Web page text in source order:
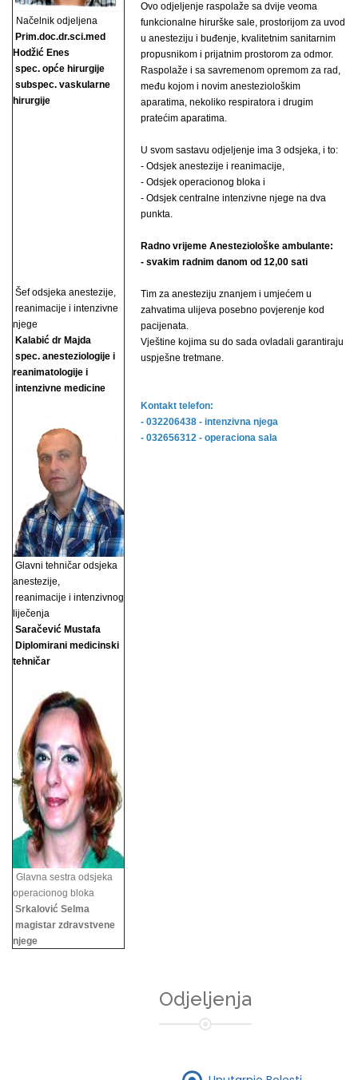
Načelnik odjeljena
Prim.doc.dr.sci.med
Hodžić Enes
spec. opće hirurgije
subspec. vaskularne
hirurgije
Šef odsjeka anestezije,
reanimacije i intenzivne
njege
Kalabić dr Majda
spec. anesteziologije i
reanimatologije i
intenzivne medicine
Glavni tehničar odsjeka
anestezije,
reanimacije i intenzivnog
liječenja
Saračević Mustafa
Diplomirani medicinski
tehničar
Glavna sestra odsjeka
operacionog bloka
Srkalović Selma
magistar zdravstvene
njege
Ovo odjeljenje raspolaže sa dvije veoma
funkcionalne hirurške sale, prostorijom za uvod
u anesteziju i buđenje, kvalitetnim sanitarnim
propusnikom i prijatnim prostorom za odmor.
Raspolaže i sa savremenom opremom za rad,
među kojom i novim anesteziološkim
aparatima, nekoliko respiratora i drugim
pratećim aparatima.
U svom sastavu odjeljenje ima 3 odsjeka, i to:
- Odsjek anestezije i reanimacije,
- Odsjek operacionog bloka i
- Odsjek centralne intenzivne njege na dva
punkta.
Radno vrijeme Anesteziološke ambulante:
- svakim radnim danom od 12,00 sati
Tim za anesteziju znanjem i umjećem u
zahvatima ulijeva posebno povjerenje kod
pacijenata.
Vještine kojima su do sada ovladali garantiraju
uspješne tretmane.
Kontakt telefon:
- 032206438 - intenzivna njega
- 032656312 - operaciona sala
Odjeljenja